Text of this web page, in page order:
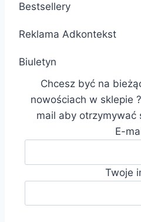
Bestsellery
Reklama Adkontekst
Biuletyn
Chcesz być na
nowościach w sklepie
mail aby otrzymywać
E-
Twoje